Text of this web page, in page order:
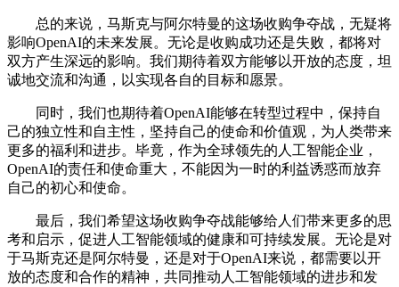
总的来说，马斯克与阿尔特曼的这场收购争夺战，无疑将
影响OpenAI的未来发展。无论是收购成功还是失败，都将对
双方产生深远的影响。我们期待着双方能够以开放的态度，坦
诚地交流和沟通，以实现各自的目标和愿景。
同时，我们也期待着OpenAI能够在转型过程中，保持自
己的独立性和自主性，坚持自己的使命和价值观，为人类带来
更多的福利和进步。毕竟，作为全球领先的人工智能企业，
OpenAI的责任和使命重大，不能因为一时的利益诱惑而放弃
自己的初心和使命。
最后，我们希望这场收购争夺战能够给人们带来更多的思
考和启示，促进人工智能领域的健康和可持续发展。无论是对
于马斯克还是阿尔特曼，还是对于OpenAI来说，都需要以开
放的态度和合作的精神，共同推动人工智能领域的进步和发